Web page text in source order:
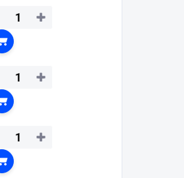
+
Do košíka
+
Do košíka
+
Do košíka